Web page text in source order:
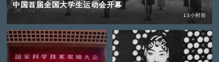
中国首届全国大学生运动会开幕
13小时前